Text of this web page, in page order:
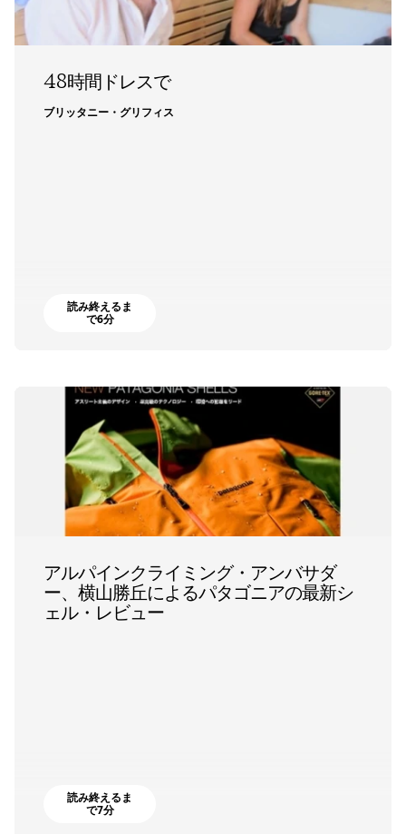
48時間ドレスで
ブリッタニー・グリフィス
読み終えるま
で6分
アルパインクライミング・アンバサダ
ー、横山勝丘によるパタゴニアの最新シ
ェル・レビュー
読み終えるま
で7分